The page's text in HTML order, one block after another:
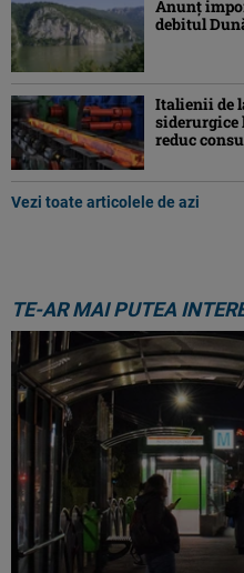
Anunț
debitul
Italienii de
siderurgice
reduc
Vezi toate articolele de azi
TE-AR MAI PUTEA